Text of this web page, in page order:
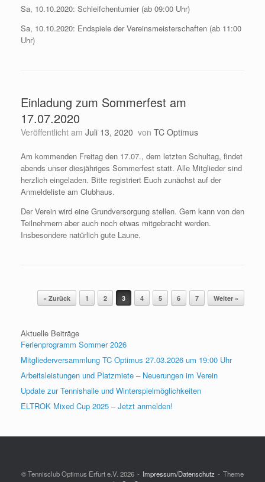
Sa, 10.10.2020: Schleifchenturnier (ab 09:00 Uhr)
Sa, 10.10.2020: Endspiele der Vereinsmeisterschaften (ab 11:00
Uhr)
Einladung zum Sommerfest am
17.07.2020
Veröffentlicht am Juli 13, 2020 von TC Optimus
Am kommenden Freitag den 17.07., dem letzten Schultag, findet
abends unser diesjähriges Sommerfest statt. Alle Mitglieder sind
herzlich eingeladen. Bitte registriert Euch zunächst auf der
Anmeldeliste am Clubhaus.
Der Verein wird eine Grundversorgung stellen. Gern kann von den
Teilnehmern aber auch noch etwas mitgebracht werden.
Insbesondere natürlich gute Laune.
Beitragsnavigation
« Zurück 1 2 3 4 5 6 7 Weiter »
Aktuelle Beiträge
Ferienprogramm Sommer 2026
Mitgliederversammlung TC Optimus 27.03.2026 um 19:00 Uhr
Arbeitsleistungen und Platzmiete – Neuerungen im Verein
Update zur Tennishalle und Winterspielmöglichkeiten
ELTROK Mixed Cup 2025 – Jetzt anmelden!
© Tennisclub Optimus Erfurt e.V. 2026 Impressum/Datenschutz
Theme